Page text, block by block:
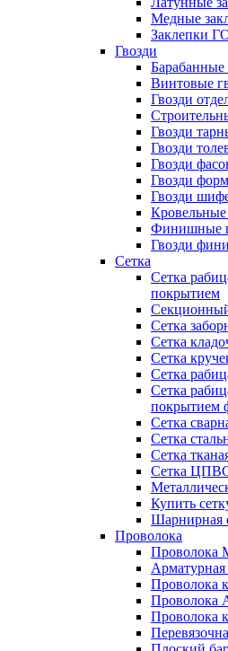
Медные
Заклепки
Гвозди
Барабанные
Винтовые
Гвозди
Гвозди
Гвозди
Гвозди
Гвозди
Гвозди
Кровельные
Финишные
Гвозди
Сетка
Сетка
покрытием
Сетка
Сетка
Сетка
Сетка
Сетка
покрытием
Сетка
Сетка
Сетка
Сетка
Купить
Шарнирная
Проволока
Проволока
Арматурная
Проволока
Проволока
Проволока